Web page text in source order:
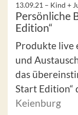
13.09.21 – Kind +
Persönliche
Edition“
Produkte live
und
das
Start Edition“
Keienburg